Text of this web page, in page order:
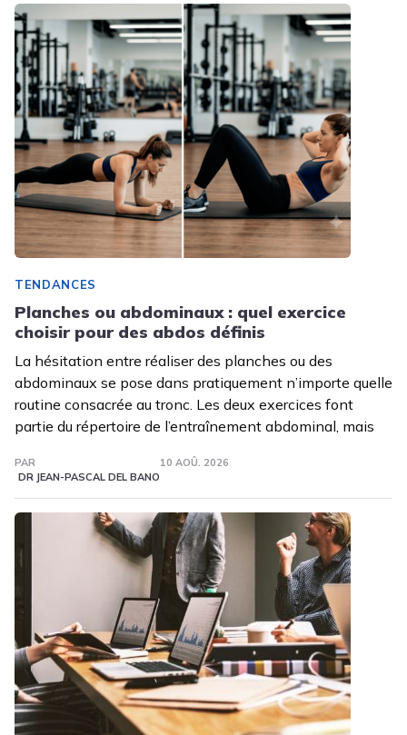
TENDANCES
Planches ou abdominaux : quel exercice
choisir pour des abdos définis
La hésitation entre réaliser des planches ou des
abdominaux se pose dans pratiquement n’importe quelle
routine consacrée au tronc. Les deux exercices font
partie du répertoire de l’entraînement abdominal, mais
PAR
DR JEAN-PASCAL DEL BANO
10 AOÛ. 2026